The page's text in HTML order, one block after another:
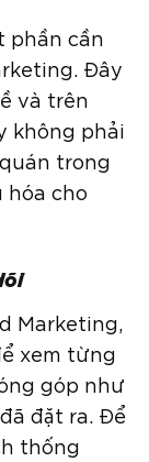
phần cần
Đây
và trên
không phải
trong
cho
Marketing,
xem từng
góp như
đặt ra. Để
thống